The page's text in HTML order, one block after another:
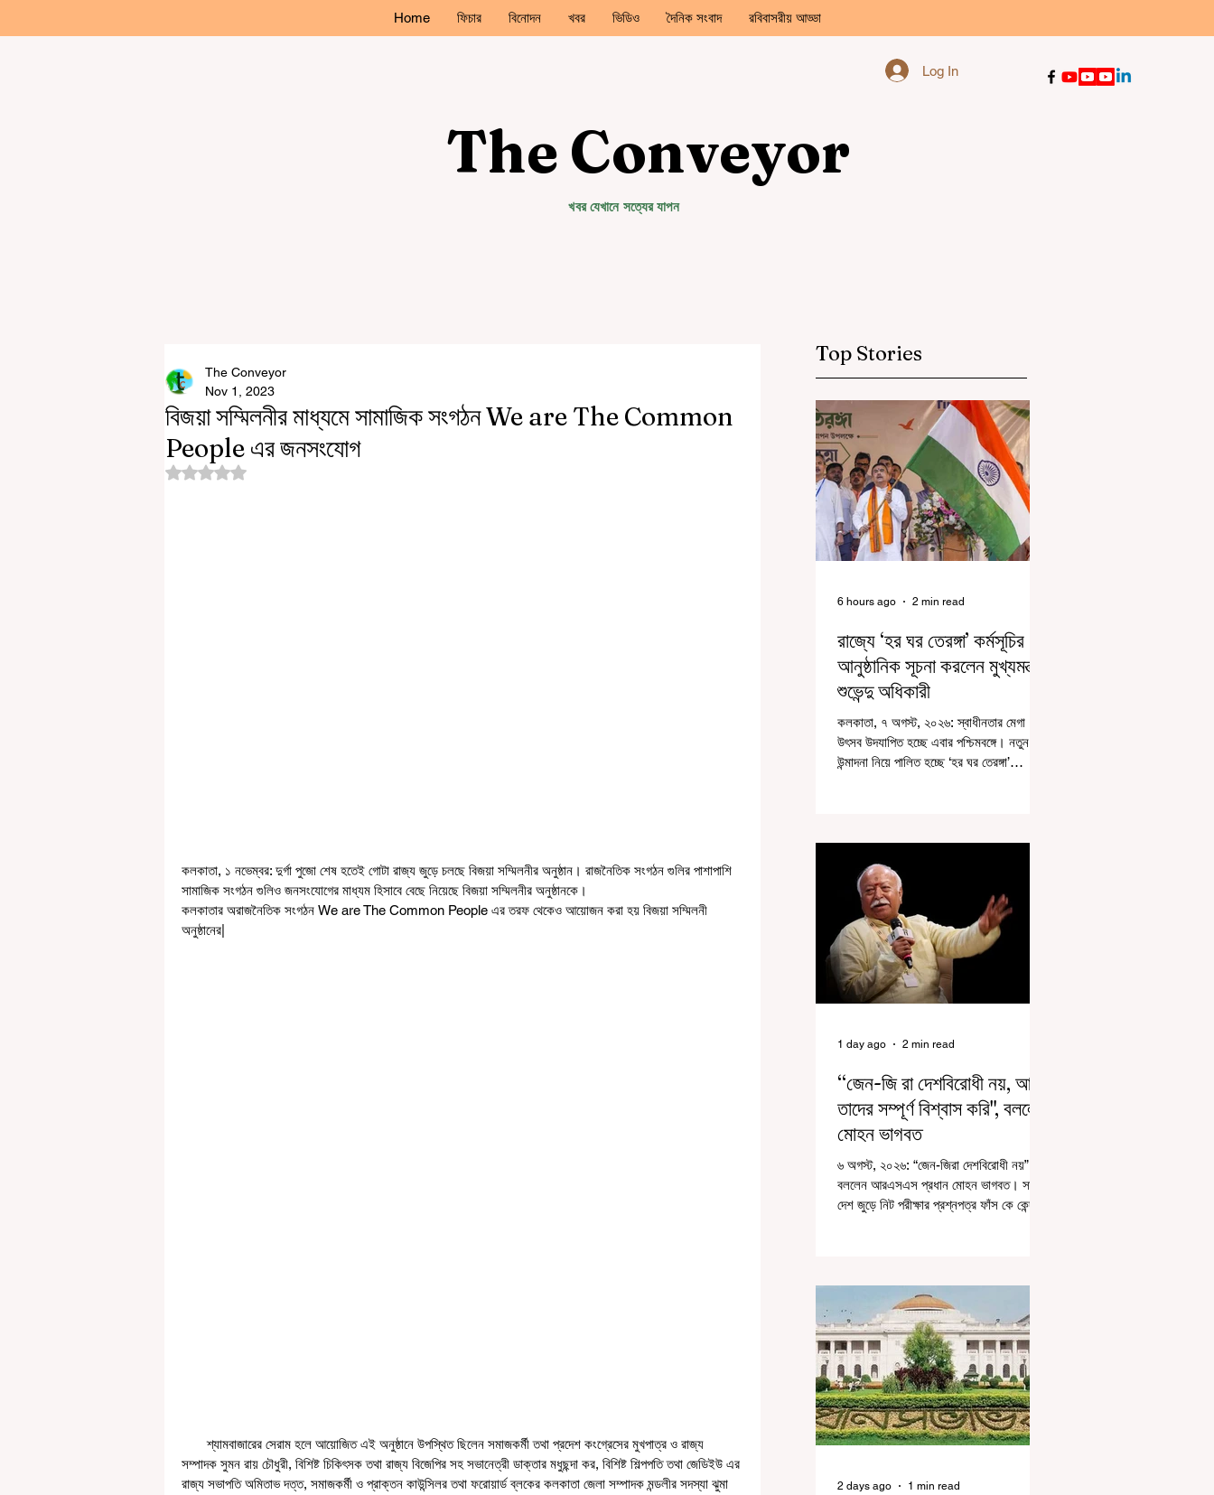
Home ফিচার বিনোদন খবর ভিডিও দৈনিক সংবাদ রবিবাসরীয় আড্ডা
The Conveyor
Log In
খবর যেখানে সত্যের যাপন
বিজয়া সম্মিলনীর মাধ্যমে সামাজিক সংগঠন We are The Common
People এর জনসংযোগ
The Conveyor
Nov 1, 2023
Rated NaN out of 5 stars.
কলকাতা, ১ নভেম্বর: দুর্গা পুজো শেষ হতেই গোটা রাজ্য জুড়ে চলছে বিজয়া সম্মিলনীর অনুষ্ঠান। রাজনৈতিক সংগঠন গুলির পাশাপাশি
সামাজিক সংগঠন গুলিও জনসংযোগের মাধ্যম হিসাবে বেছে নিয়েছে বিজয়া সম্মিলনীর অনুষ্ঠানকে।
কলকাতার অরাজনৈতিক সংগঠন We are The Common People এর তরফ থেকেও আয়োজন করা হয় বিজয়া সম্মিলনী
অনুষ্ঠানের|
       শ্যামবাজারের সেরাম হলে আয়োজিত এই অনুষ্ঠানে উপস্থিত ছিলেন সমাজকর্মী তথা প্রদেশ কংগ্রেসের মুখপাত্র ও রাজ্য
সম্পাদক সুমন রায় চৌধুরী, বিশিষ্ট চিকিৎসক তথা রাজ্য বিজেপির সহ সভানেত্রী ডাক্তার মধুছন্দা কর, বিশিষ্ট শিল্পপতি তথা জেডিইউ এর
রাজ্য সভাপতি অমিতাভ দত্ত, সমাজকর্মী ও প্রাক্তন কাউন্সিলর তথা ফরোয়ার্ড ব্লকের কলকাতা জেলা সম্পাদক মন্ডলীর সদস্যা ঝুমা
Top Stories
রাজ্যে ‘হর ঘর তেরঙ্গা’ কর্মসূচির
আনুষ্ঠানিক সূচনা করলেন মুখ্যমন্ত্রী
শুভেন্দু অধিকারী
কলকাতা, ৭ অগস্ট, ২০২৬: স্বাধীনতার মেগা
উৎসব উদযাপিত হচ্ছে এবার পশ্চিমবঙ্গে। নতুন
উন্মাদনা নিয়ে পালিত হচ্ছে ‘হর ঘর তেরঙ্গা’
পদযাত্রার রেশ সেভাবে পড়েনি। শুক্রবার কলকাতা
সার্ভে বিল্ডিংয়ের সামনে থেকে হাজরা মোড় পর্যন্ত
তেরঙ্গা যাত্রায় অংশ নিয়ে সেই কর্মসূচির আনুষ্ঠানিক
সূচনা করলেন মুখ্যমন্ত্রী শুভেন্দু অধিকারী। শুক্রবার
মিছিলে মুখ্যমন্ত্রীর
6 hours ago 2 min read
“জেন-জি রা দেশবিরোধী নয়, আমি
তাদের সম্পূর্ণ বিশ্বাস করি", বললেন
মোহন ভাগবত
৬ অগস্ট, ২০২৬: “জেন-জিরা দেশবিরোধী নয়”।
বললেন আরএসএস প্রধান মোহন ভাগবত। সারা
দেশ জুড়ে নিট পরীক্ষার প্রশ্নপত্র ফাঁস কে কেন্দ্র
আন্দোলনকারীরা দেশ বিরোধী কার্যকলাপের সঙ্গে
জড়িত এবং টাকা নিয়ে আন্দোলনে নেমেছে, সেটাই
ছিল মূল প্রতিপাদ্য সেই সব মানুষদের। কিন্তু
যেই সরকারের বিরুদ্ধে আন্দোলন, সেই সরকার
শিক্ষামন্ত্রীর পদত্যাগ করানোর পাশাপাশি ছাত্রদের
বাকি দাবিগুলিও ম
1 day ago 2 min read
2 days ago 1 min read